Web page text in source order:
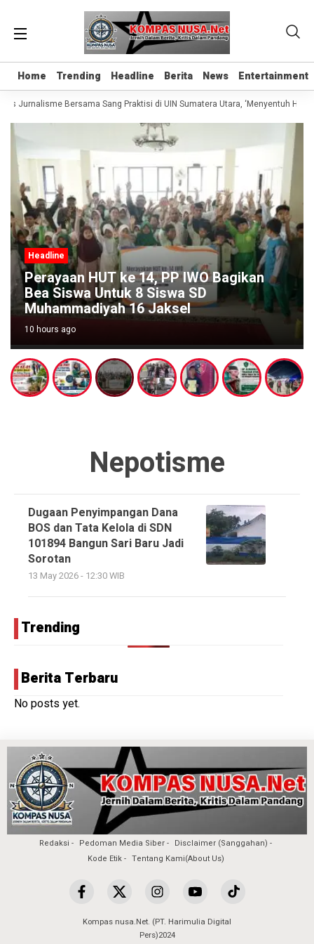
Home Trending Headline Berita News Entertainment
Home Trending Headline Berita News Entertainment
Jurnalisme Bersama Sang Praktisi di UIN Sumatera Utara, ‘Menyentuh Hati
Headline
Perayaan HUT ke 14, PP IWO Bagikan
Bea Siswa Untuk 8 Siswa SD
Muhammadiyah 16 Jaksel
10 hours ago
Nepotisme
Dugaan Penyimpangan Dana
BOS dan Tata Kelola di SDN
101894 Bangun Sari Baru Jadi
Sorotan
13 May 2026 - 12:30 WIB
Trending
Berita Terbaru
No posts yet.
Redaksi Pedoman Media Siber
Disclaimer (Sanggahan)
Kode Etik
Tentang Kami(About Us)
Kompas nusa.Net. (PT. Harimulia Digital
Pers)2024